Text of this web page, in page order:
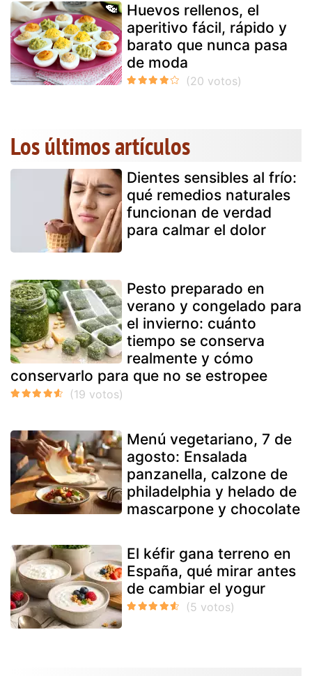
Huevos rellenos, el
aperitivo fácil, rápido y
barato que nunca pasa
de moda
Los últimos artículos
Dientes sensibles al frío:
qué remedios naturales
funcionan de verdad
para calmar el dolor
Pesto preparado en
verano y congelado para
el invierno: cuánto
tiempo se conserva
realmente y cómo
conservarlo para que no se estropee
Menú vegetariano, 7 de
agosto: Ensalada
panzanella, calzone de
philadelphia y helado de
mascarpone y chocolate
El kéfir gana terreno en
España, qué mirar antes
de cambiar el yogur